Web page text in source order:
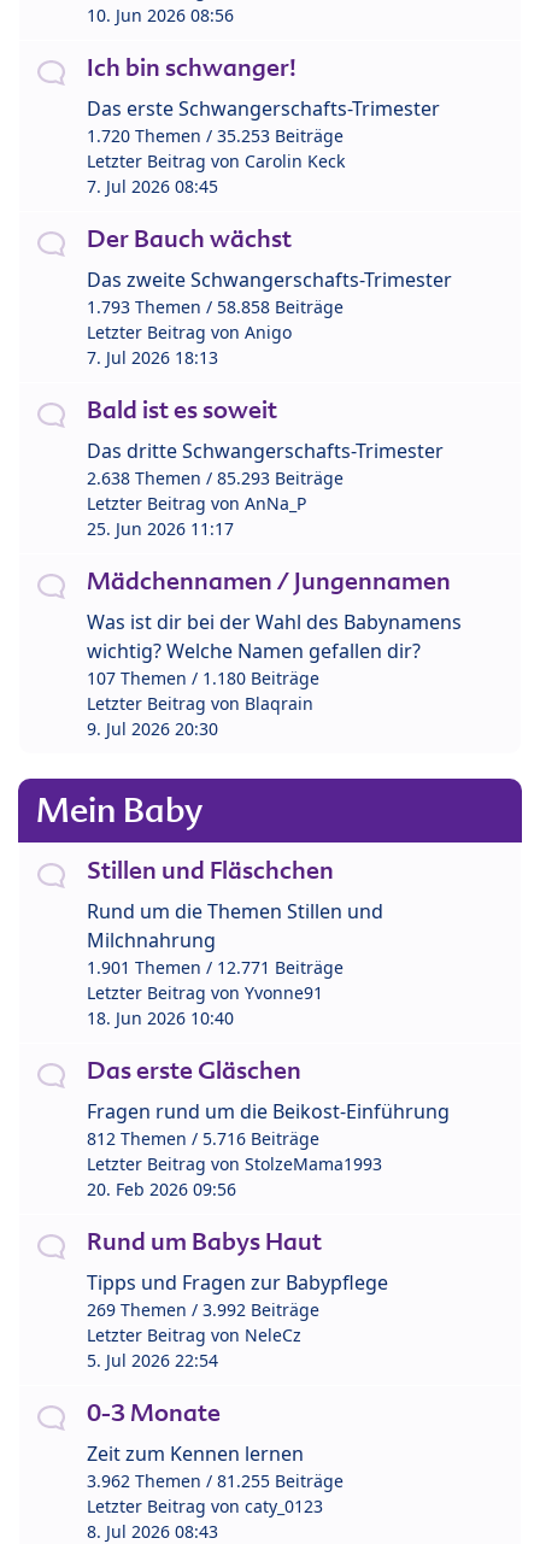
10. Jun 2026 08:56
Ich bin schwanger!
Das erste Schwangerschafts-Trimester
1.720 Themen / 35.253 Beiträge
Letzter Beitrag von Carolin Keck
7. Jul 2026 08:45
Der Bauch wächst
Das zweite Schwangerschafts-Trimester
1.793 Themen / 58.858 Beiträge
Letzter Beitrag von Anigo
7. Jul 2026 18:13
Bald ist es soweit
Das dritte Schwangerschafts-Trimester
2.638 Themen / 85.293 Beiträge
Letzter Beitrag von AnNa_P
25. Jun 2026 11:17
Mädchennamen / Jungennamen
Was ist dir bei der Wahl des Babynamens
wichtig? Welche Namen gefallen dir?
107 Themen / 1.180 Beiträge
Letzter Beitrag von Blaqrain
9. Jul 2026 20:30
Mein Baby
Stillen und Fläschchen
Rund um die Themen Stillen und
Milchnahrung
1.901 Themen / 12.771 Beiträge
Letzter Beitrag von Yvonne91
18. Jun 2026 10:40
Das erste Gläschen
Fragen rund um die Beikost-Einführung
812 Themen / 5.716 Beiträge
Letzter Beitrag von StolzeMama1993
20. Feb 2026 09:56
Rund um Babys Haut
Tipps und Fragen zur Babypflege
269 Themen / 3.992 Beiträge
Letzter Beitrag von NeleCz
5. Jul 2026 22:54
0-3 Monate
Zeit zum Kennen lernen
3.962 Themen / 81.255 Beiträge
Letzter Beitrag von caty_0123
8. Jul 2026 08:43